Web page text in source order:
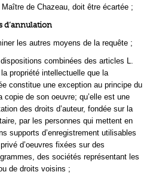
de Chazeau, doit être écartée ;
d’annulation
les autres moyens de la requête ;
combinées des articles L.
propriété intellectuelle que la
constitue une exception au principe du
copie de son oeuvre; qu’elle est une
des droits d’auteur, fondée sur la
par les personnes qui mettent en
supports d’enregistrement utilisables
d’oeuvres fixées sur des
des sociétés représentant les
de droits voisins ;